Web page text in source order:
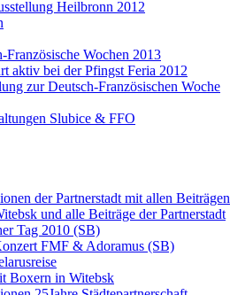
Heilbronn 2012
Französische Wochen 2013
aktiv bei der Pfingst Feria 2012
zur Deutsch-Französischen Woche
Slubice & FFO
der Partnerstadt mit allen Beiträgen
und alle Beiträge der Partnerstadt
Tag 2010 (SB)
FMF & Adoramus (SB)
Boxern in Witebsk